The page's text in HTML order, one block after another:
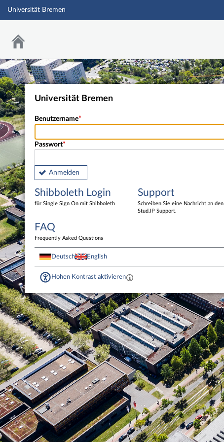
Universität Bremen
Universität Bremen
Benutzername
Passwort
Anmelden
Shibboleth Login
für Single Sign On mit Shibboleth
Support
Schreiben Sie eine Nachricht an den
Stud.IP Support.
FAQ
Frequently Asked Questions
Deutsch English
Hohen Kontrast aktivieren